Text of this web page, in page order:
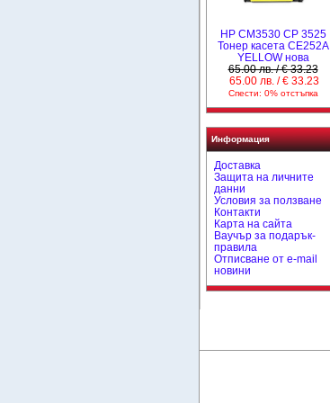
HP CM3530 CP 3525
Тонер касета CE252A
YELLOW нова
65.00 лв. / € 33.23
65.00 лв. / € 33.23
Спести: 0% отстъпка
Информация
Доставка
Защита на личните
данни
Условия за ползване
Контакти
Карта на сайта
Ваучър за подарък-
правила
Отписване от e-mail
новини